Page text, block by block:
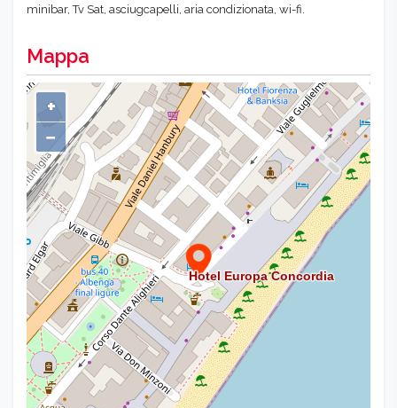
minibar, Tv Sat, asciugcapelli, aria condizionata, wi-fi.
Mappa
+
−